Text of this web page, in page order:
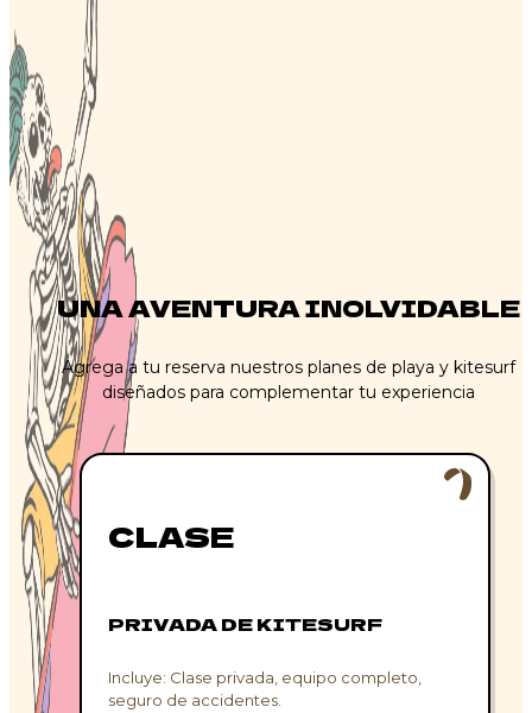
CARACTERÍSTICA PERSONALIZADA 8
CARACTERÍSTICA PERSONALIZADA 9
UNA AVENTURA INOLVIDABLE
Agrega a tu reserva nuestros planes de playa y kitesurf
diseñados para complementar tu experiencia
CLASE
PRIVADA DE KITESURF
Incluye: Clase privada, equipo completo,
seguro de accidentes.